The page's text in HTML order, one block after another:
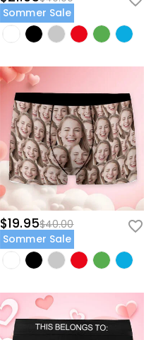
Sommer Sale
$19.95$40.00
Sommer Sale